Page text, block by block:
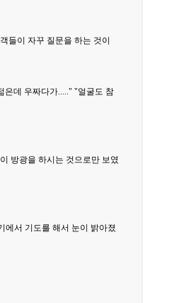
들이 자꾸 질문을 하는 것이
은데 우짜다가....." "얼굴도 참
방광을 하시는 것으로만 보였
에서 기도를 해서 눈이 밝아졌